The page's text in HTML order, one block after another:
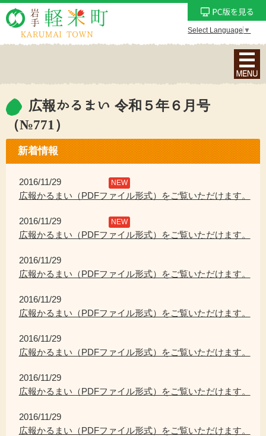
Select Language ▼
ナ
ビ
ン
メ
表
広報かるまい 令和５年６月号
（№771）
新着情報
2016/11/29 NEW
広報かるまい（PDFファイル形式）をご覧いただけます。
2016/11/29 NEW
広報かるまい（PDFファイル形式）をご覧いただけます。
2016/11/29
広報かるまい（PDFファイル形式）をご覧いただけます。
2016/11/29
広報かるまい（PDFファイル形式）をご覧いただけます。
2016/11/29
広報かるまい（PDFファイル形式）をご覧いただけます。
2016/11/29
広報かるまい（PDFファイル形式）をご覧いただけます。
2016/11/29
広報かるまい（PDFファイル形式）をご覧いただけます。